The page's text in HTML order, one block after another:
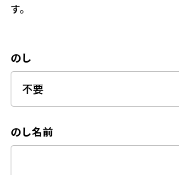
す。
のし
のし名前